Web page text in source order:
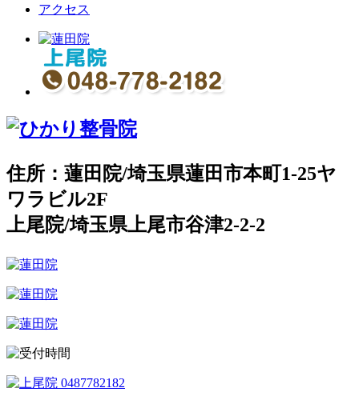
アクセス
住所：蓮田院/埼玉県蓮田市本町1-25ヤ
ワラビル2F
上尾院/埼玉県上尾市谷津2-2-2